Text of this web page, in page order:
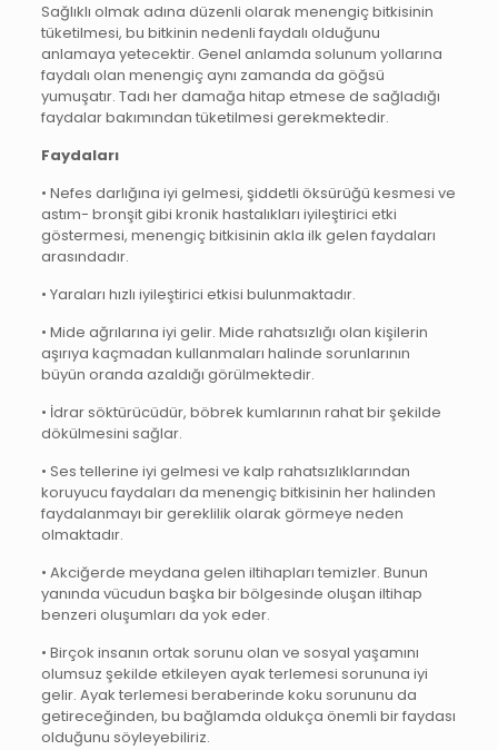
Sağlıklı olmak adına düzenli olarak menengiç bitkisinin
tüketilmesi, bu bitkinin nedenli faydalı olduğunu
anlamaya yetecektir. Genel anlamda solunum yollarına
faydalı olan menengiç aynı zamanda da göğsü
yumuşatır. Tadı her damağa hitap etmese de sağladığı
faydalar bakımından tüketilmesi gerekmektedir.
Faydaları
• Nefes darlığına iyi gelmesi, şiddetli öksürüğü kesmesi ve
astım- bronşit gibi kronik hastalıkları iyileştirici etki
göstermesi, menengiç bitkisinin akla ilk gelen faydaları
arasındadır.
• Yaraları hızlı iyileştirici etkisi bulunmaktadır.
• Mide ağrılarına iyi gelir. Mide rahatsızlığı olan kişilerin
aşırıya kaçmadan kullanmaları halinde sorunlarının
büyün oranda azaldığı görülmektedir.
• İdrar söktürücüdür, böbrek kumlarının rahat bir şekilde
dökülmesini sağlar.
• Ses tellerine iyi gelmesi ve kalp rahatsızlıklarından
koruyucu faydaları da menengiç bitkisinin her halinden
faydalanmayı bir gereklilik olarak görmeye neden
olmaktadır.
• Akciğerde meydana gelen iltihapları temizler. Bunun
yanında vücudun başka bir bölgesinde oluşan iltihap
benzeri oluşumları da yok eder.
• Birçok insanın ortak sorunu olan ve sosyal yaşamını
olumsuz şekilde etkileyen ayak terlemesi sorununa iyi
gelir. Ayak terlemesi beraberinde koku sorununu da
getireceğinden, bu bağlamda oldukça önemli bir faydası
olduğunu söyleyebiliriz.